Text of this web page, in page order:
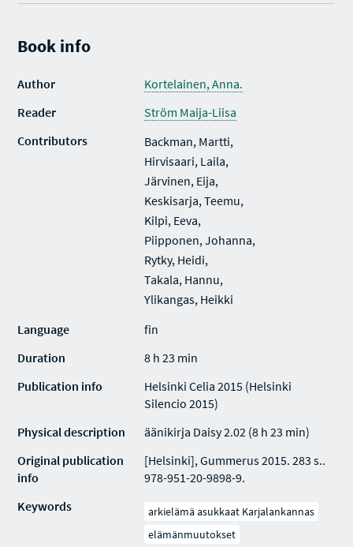
Book info
Author
Kortelainen, Anna.
Reader
Ström Maija-Liisa
Contributors
Backman, Martti,
Hirvisaari, Laila,
Järvinen, Eija,
Keskisarja, Teemu,
Kilpi, Eeva,
Piipponen, Johanna,
Rytky, Heidi,
Takala, Hannu,
Ylikangas, Heikki
Language
fin
Duration
8 h 23 min
Publication info
Helsinki Celia 2015 (Helsinki
Silencio 2015)
Physical description
äänikirja Daisy 2.02 (8 h 23 min)
Original publication
info
[Helsinki], Gummerus 2015. 283 s..
978-951-20-9898-9.
Keywords
arkielämä asukkaat Karjalankannas
elämänmuutokset